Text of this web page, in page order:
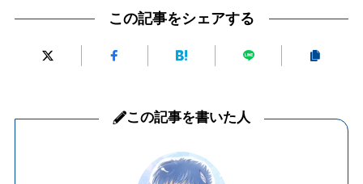
この記事をシェアする
この記事を書いた人